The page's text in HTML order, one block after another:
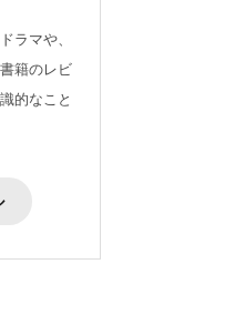
ラマや、
籍のレビ
的なこと